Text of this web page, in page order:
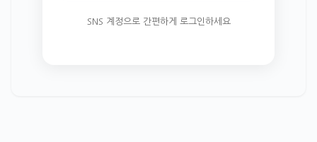
SNS 계정으로 간편하게 로그인하세요